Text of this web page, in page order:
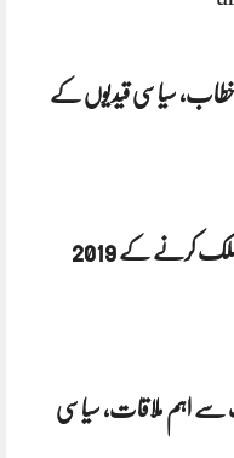
خطاب، سیاسی قیدیوں کے
اسلام آباد: مدارس کو وزارت تعلیم سے منسلک کرنے کے 2019
سے اہم ملاقات، سیاسی